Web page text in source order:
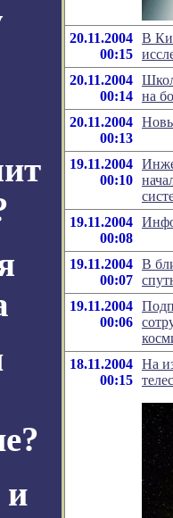
и
20.11.2004
00:15
В
20.11.2004
00:14 на
20.11.2004
00:13
19.11.2004
00:10
19.11.2004
00:08
19.11.2004
00:07
В
19.11.2004
00:06
18.11.2004
00:15
На